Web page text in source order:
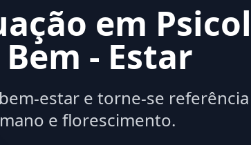
em
- Estar
estar e torne-se
e florescimento.